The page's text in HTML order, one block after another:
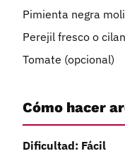
Pimienta negra
Perejil fresco o
Tomate (opcional)
Cómo hacer
Dificultad: Fácil